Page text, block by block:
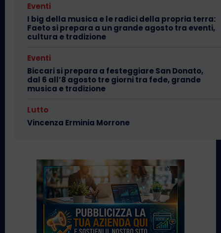
Eventi
I big della musica e le radici della propria terra:
Faeto si prepara a un grande agosto tra eventi,
cultura e tradizione
Eventi
Biccari si prepara a festeggiare San Donato,
dal 6 all’8 agosto tre giorni tra fede, grande
musica e tradizione
Lutto
Vincenza Erminia Morrone